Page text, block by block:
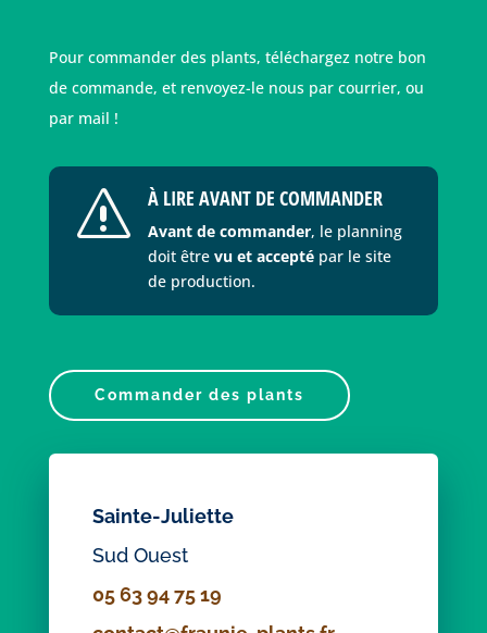
Pour commander des plants, téléchargez notre bon
de commande, et renvoyez-le nous par courrier, ou
par mail !
s À LIRE AVANT DE COMMANDER
Avant de commander, le planning
doit être vu et acceptépar le site
de production.
Commander des plants
Sainte-Juliette
Sud Ouest
05 63 94 75 19